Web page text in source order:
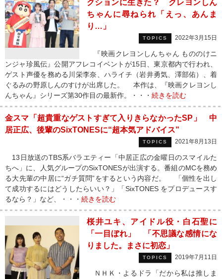
クションに生きた？ クレヨンしん
ちゃんに尋ねられ「えっ、あんま
り…」
TOPICS 2022年3月15日
『映画クレヨンしんちゃん もののけニ
ンジャ珍風伝』公開アフレコイベントが15日、東京都内で行われ、
ゲスト声優を務める川栄李奈、ハライチ（岩井勇気、澤部佑）、着
ぐるみの野原しんのすけが出席した。 本作は、『映画クレヨンし
んちゃん』シリーズ第30作目の最新作。・・・ 続きを読む
金スマ「超貴重なゲストすぎて入りきらなかったSP」 中
居正広、後輩のSixTONESに“超本気アドバイス”
TOPICS 2021年8月13日
13日放送のTBS系バラエティー「中居正広の金曜日のスマイルた
ちへ」に、人気グループのSixTONESが出演する。番組のMCを務め
る大先輩の中居に“ガチ質問”をするという内容だ。 「個性を出し
て成功するにはどうしたらいい？」「SixTONES をプロデュースす
るなら？」など、・・・ 続きを読む
桜井ユキ、アイドル役・白石聖に
「一目ぼれ」 「不思議な感情にな
りました。まさに初恋」
TOPICS 2019年7月11日
ＮＨＫ・よるドラ「だから私は推しま